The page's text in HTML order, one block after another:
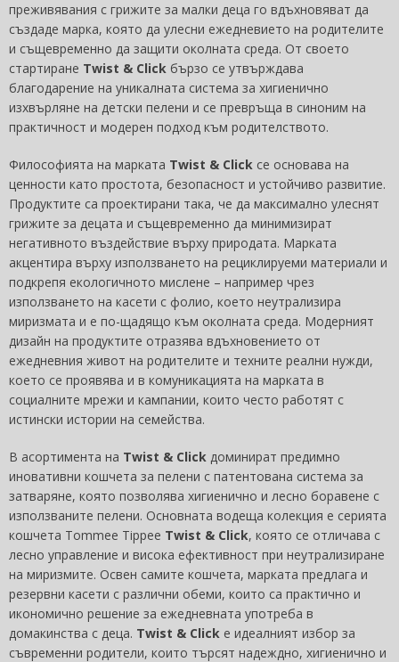
преживявания с грижите за малки деца го вдъхновяват да
създаде марка, която да улесни ежедневието на родителите
и същевременно да защити околната среда. От своето
стартиране Twist & Click бързо се утвърждава
благодарение на уникалната система за хигиенично
изхвърляне на детски пелени и се превръща в синоним на
практичност и модерен подход към родителството.
Философията на марката Twist & Click се основава на
ценности като простота, безопасност и устойчиво развитие.
Продуктите са проектирани така, че да максимално улеснят
грижите за децата и същевременно да минимизират
негативното въздействие върху природата. Марката
акцентира върху използването на рециклируеми материали и
подкрепя екологичното мислене – например чрез
използването на касети с фолио, което неутрализира
миризмата и е по-щадящо към околната среда. Модерният
дизайн на продуктите отразява вдъхновението от
ежедневния живот на родителите и техните реални нужди,
което се проявява и в комуникацията на марката в
социалните мрежи и кампании, които често работят с
истински истории на семейства.
В асортимента на Twist & Click доминират предимно
иновативни кошчета за пелени с патентована система за
затваряне, която позволява хигиенично и лесно боравене с
използваните пелени. Основната водеща колекция е серията
кошчета Tommee Tippee Twist & Click, която се отличава с
лесно управление и висока ефективност при неутрализиране
на миризмите. Освен самите кошчета, марката предлага и
резервни касети с различни обеми, които са практично и
икономично решение за ежедневната употреба в
домакинства с деца. Twist & Click е идеалният избор за
съвременни родители, които търсят надеждно, хигиенично и